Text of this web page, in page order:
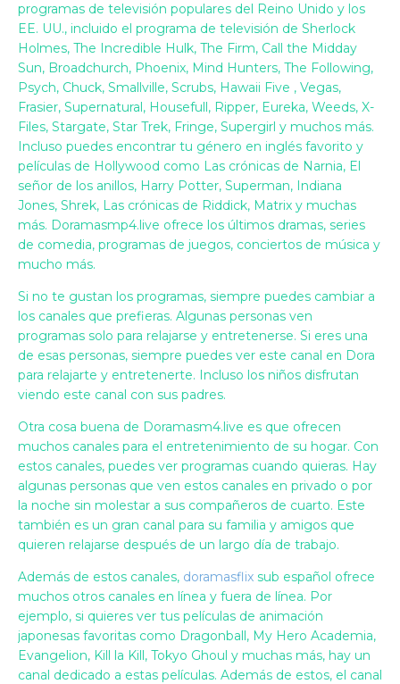
programas de televisión populares del Reino Unido y los
EE. UU., incluido el programa de televisión de Sherlock
Holmes, The Incredible Hulk, The Firm, Call the Midday
Sun, Broadchurch, Phoenix, Mind Hunters, The Following,
Psych, Chuck, Smallville, Scrubs, Hawaii Five , Vegas,
Frasier, Supernatural, Housefull, Ripper, Eureka, Weeds, X-
Files, Stargate, Star Trek, Fringe, Supergirl y muchos más.
Incluso puedes encontrar tu género en inglés favorito y
películas de Hollywood como Las crónicas de Narnia, El
señor de los anillos, Harry Potter, Superman, Indiana
Jones, Shrek, Las crónicas de Riddick, Matrix y muchas
más. Doramasmp4.live ofrece los últimos dramas, series
de comedia, programas de juegos, conciertos de música y
mucho más.
Si no te gustan los programas, siempre puedes cambiar a
los canales que prefieras. Algunas personas ven
programas solo para relajarse y entretenerse. Si eres una
de esas personas, siempre puedes ver este canal en Dora
para relajarte y entretenerte. Incluso los niños disfrutan
viendo este canal con sus padres.
Otra cosa buena de Doramasm4.live es que ofrecen
muchos canales para el entretenimiento de su hogar. Con
estos canales, puedes ver programas cuando quieras. Hay
algunas personas que ven estos canales en privado o por
la noche sin molestar a sus compañeros de cuarto. Este
también es un gran canal para su familia y amigos que
quieren relajarse después de un largo día de trabajo.
Además de estos canales, doramasflix sub español ofrece
muchos otros canales en línea y fuera de línea. Por
ejemplo, si quieres ver tus películas de animación
japonesas favoritas como Dragonball, My Hero Academia,
Evangelion, Kill la Kill, Tokyo Ghoul y muchas más, hay un
canal dedicado a estas películas. Además de estos, el canal